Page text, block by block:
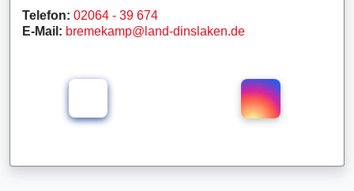
Telefon: 02064 - 39 674
E-Mail: bremekamp@land-dinslaken.de